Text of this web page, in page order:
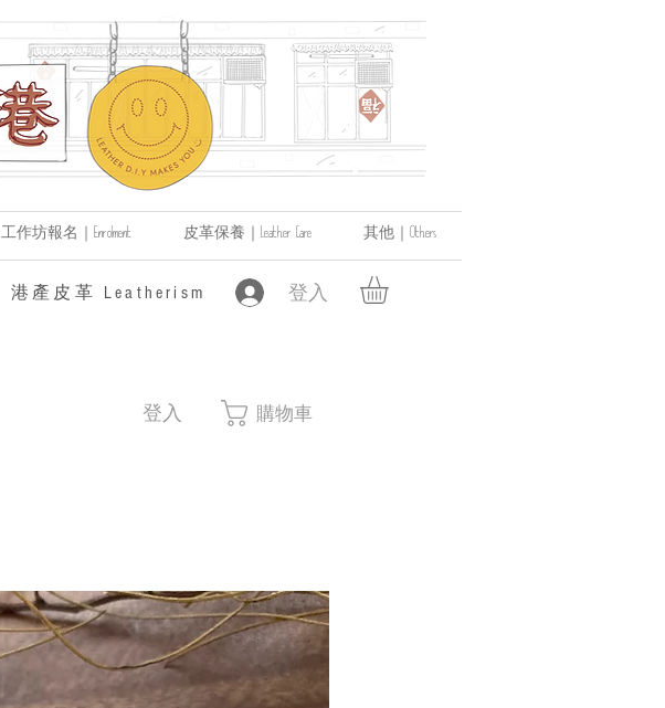
工作坊報名｜Enrolment 皮革保養｜Leather Care 其他｜Others
登入
​港產皮革 Leatherism
登入 購物車